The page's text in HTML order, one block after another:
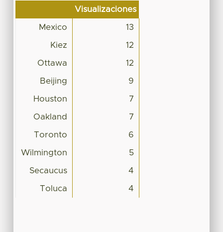
Visualizaciones
Mexico 13
Kiez 12
Ottawa 12
Beijing 9
Houston 7
Oakland 7
Toronto 6
Wilmington 5
Secaucus 4
Toluca 4